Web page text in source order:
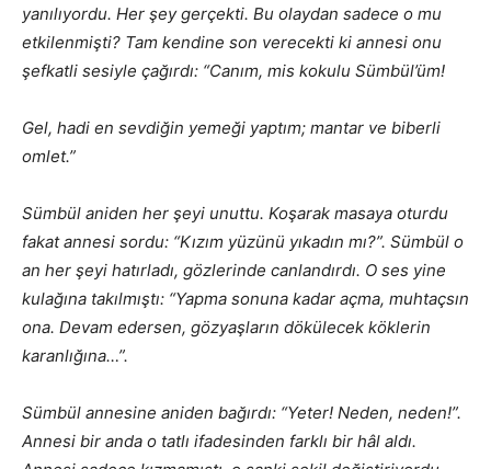
yanılıyordu. Her şey gerçekti. Bu olaydan sadece o mu
etkilenmişti? Tam kendine son verecekti ki annesi onu
şefkatli sesiyle çağırdı: “Canım, mis kokulu Sümbül’üm!
Gel, hadi en sevdiğin yemeği yaptım; mantar ve biberli
omlet.”
Sümbül aniden her şeyi unuttu. Koşarak masaya oturdu
fakat annesi sordu: “Kızım yüzünü yıkadın mı?”. Sümbül o
an her şeyi hatırladı, gözlerinde canlandırdı. O ses yine
kulağına takılmıştı: “Yapma sonuna kadar açma, muhtaçsın
ona. Devam edersen, gözyaşların dökülecek köklerin
karanlığına…”.
Sümbül annesine aniden bağırdı: “Yeter! Neden, neden!”.
Annesi bir anda o tatlı ifadesinden farklı bir hâl aldı.